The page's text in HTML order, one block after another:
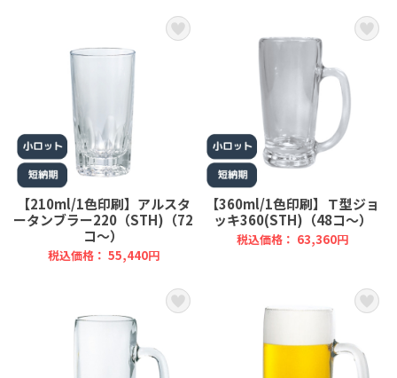
【210ml/1色印刷】アルスタ
ータンブラー220（STH)（72
コ～）
税込価格： 55,440円
【360ml/1色印刷】Ｔ型ジョ
ッキ360(STH)（48コ～）
税込価格： 63,360円